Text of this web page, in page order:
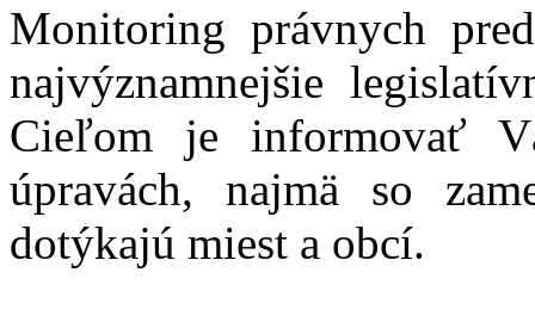
Monitoring právnych
najvýznamnejšie
Cieľom je informovať
úpravách, najmä so
dotýkajú miest a obcí.